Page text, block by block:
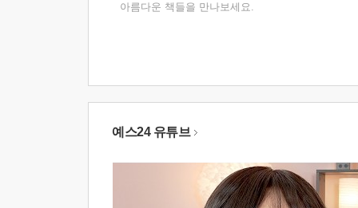
아름다운 책들을 만나보세요.
예스24 유튜브